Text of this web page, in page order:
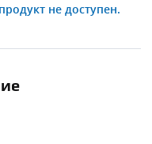
не доступен.